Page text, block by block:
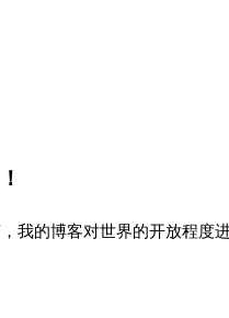
我的博客对世界的开放程度